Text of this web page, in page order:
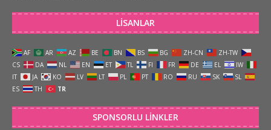
LISANLAR
AF AR AZ BE BN BS BG ZH-CN
ZH-TW
CS
DA NL EN ET TL FI FR DE EL
IW
IT
JA KO LV LT PL PT RO RU SK
SL
ES
TH TR
SPONSORLU LINKLER